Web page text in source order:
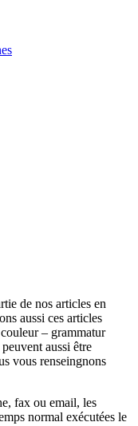
de nos articles en
aussi ces articles
– grammatur
aussi être
vous renseingnons
fax ou email, les
normal exécutées le